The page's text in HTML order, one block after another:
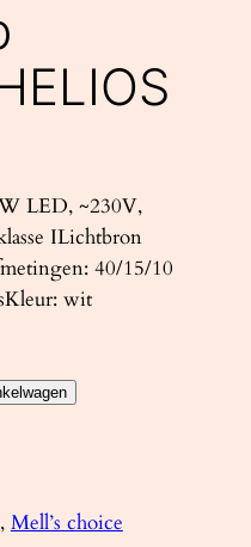
LED, ~230V,
ILichtbron
40/15/10
wit
, Mell’s choice